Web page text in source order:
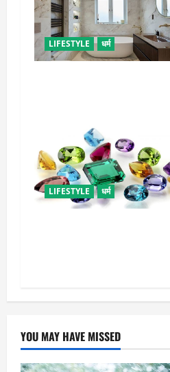
LIFESTYLE धर्म
LIFESTYLE धर्म
YOU MAY HAVE MISSED